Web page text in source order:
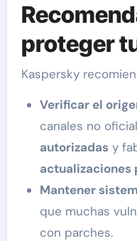
proteger
Kaspersky
Verificar el
canales no
autorizadasy
actualizaciones
Mantener
que muchas
con parches.